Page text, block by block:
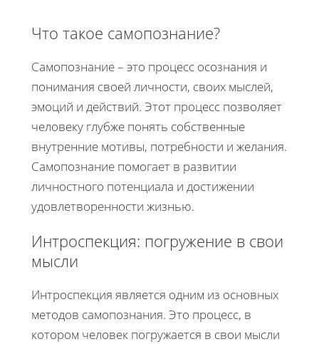
Что такое самопознание?
Самопознание – это процесс осознания и
понимания своей личности, своих мыслей,
эмоций и действий. Этот процесс позволяет
человеку глубже понять собственные
внутренние мотивы, потребности и желания.
Самопознание помогает в развитии
личностного потенциала и достижении
удовлетворенности жизнью.
Интроспекция: погружение в свои
мысли
Интроспекция является одним из основных
методов самопознания. Это процесс, в
котором человек погружается в свои мысли